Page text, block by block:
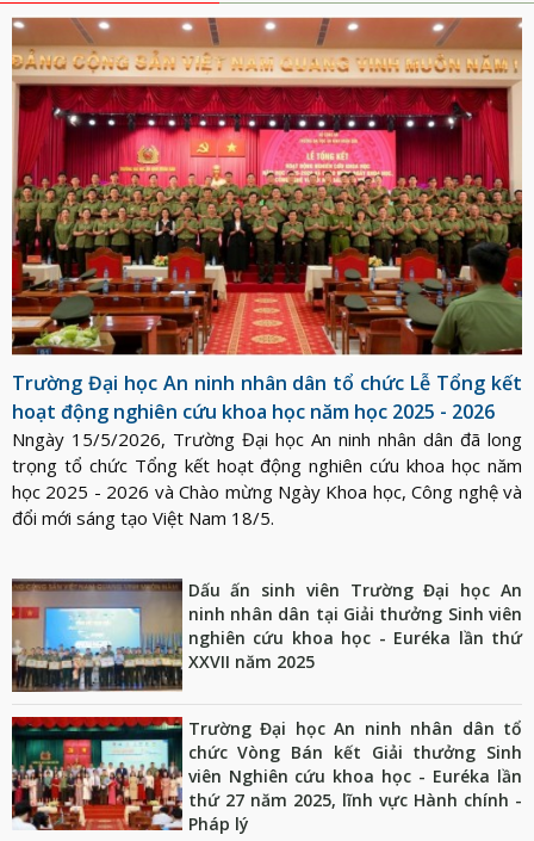
Trường Đại học An ninh nhân dân tổ chức Lễ Tổng kết
hoạt động nghiên cứu khoa học năm học 2025 - 2026
Nngày 15/5/2026, Trường Đại học An ninh nhân dân đã long
trọng tổ chức Tổng kết hoạt động nghiên cứu khoa học năm
học 2025 - 2026 và Chào mừng Ngày Khoa học, Công nghệ và
đổi mới sáng tạo Việt Nam 18/5.
Dấu ấn sinh viên Trường Đại học An
ninh nhân dân tại Giải thưởng Sinh viên
nghiên cứu khoa học - Euréka lần thứ
XXVII năm 2025
Trường Đại học An ninh nhân dân tổ
chức Vòng Bán kết Giải thưởng Sinh
viên Nghiên cứu khoa học - Euréka lần
thứ 27 năm 2025, lĩnh vực Hành chính -
Pháp lý